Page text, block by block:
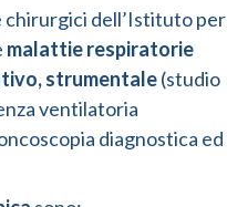
chirurgici dell’Istituto per
malattie respiratorie
strumentale(studio
ventilatoria
diagnostica ed